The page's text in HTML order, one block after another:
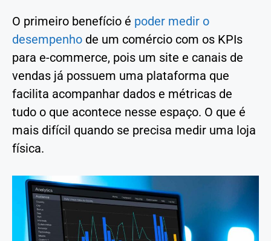
O primeiro benefício é poder medir o
desempenho de um comércio com os KPIs
para e-commerce, pois um site e canais de
vendas já possuem uma plataforma que
facilita acompanhar dados e métricas de
tudo o que acontece nesse espaço. O que é
mais difícil quando se precisa medir uma loja
física.